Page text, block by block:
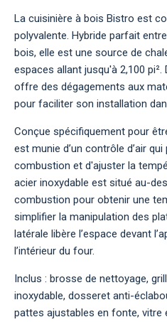
La cuisinière à bois Bistro est
polyvalente. Hybride parfait
bois, elle est une source de
espaces allant jusqu'à 2,100
offre des dégagements aux
pour faciliter son installation
Conçue spécifiquement pour
est munie d’un contrôle d’air
combustion et d'ajuster la
acier inoxydable est situé au-
combustion pour obtenir une
simplifier la manipulation des
latérale libère l’espace devant
l’intérieur du four.
Inclus : brosse de nettoyage,
inoxydable, dosseret anti-
pattes ajustables en fonte, vitre